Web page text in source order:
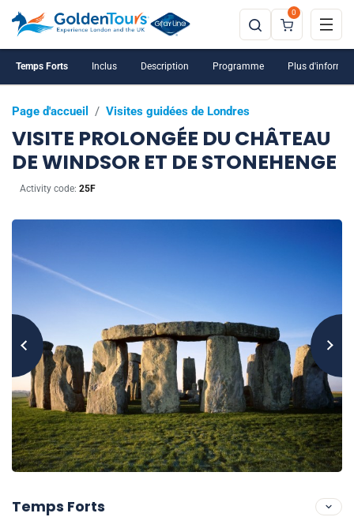
0
Page d'accueil / Visites guidées de Londres
VISITE PROLONGÉE DU CHÂTEAU
DE WINDSOR ET DE STONEHENGE
Activity code: 25F
Temps Forts Inclus Description Programme Plus
Temps Forts